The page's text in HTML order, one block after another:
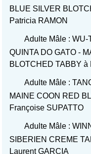
BLUE SILVER
Patricia RAMON
Adulte Mâle :
QUINTA DO GATO -
BLOTCHED TABBY
Adulte Mâle :
MAINE COON RED
Françoise SUPATTO
Adulte Mâle :
SIBERIEN CREME
Laurent GARCIA